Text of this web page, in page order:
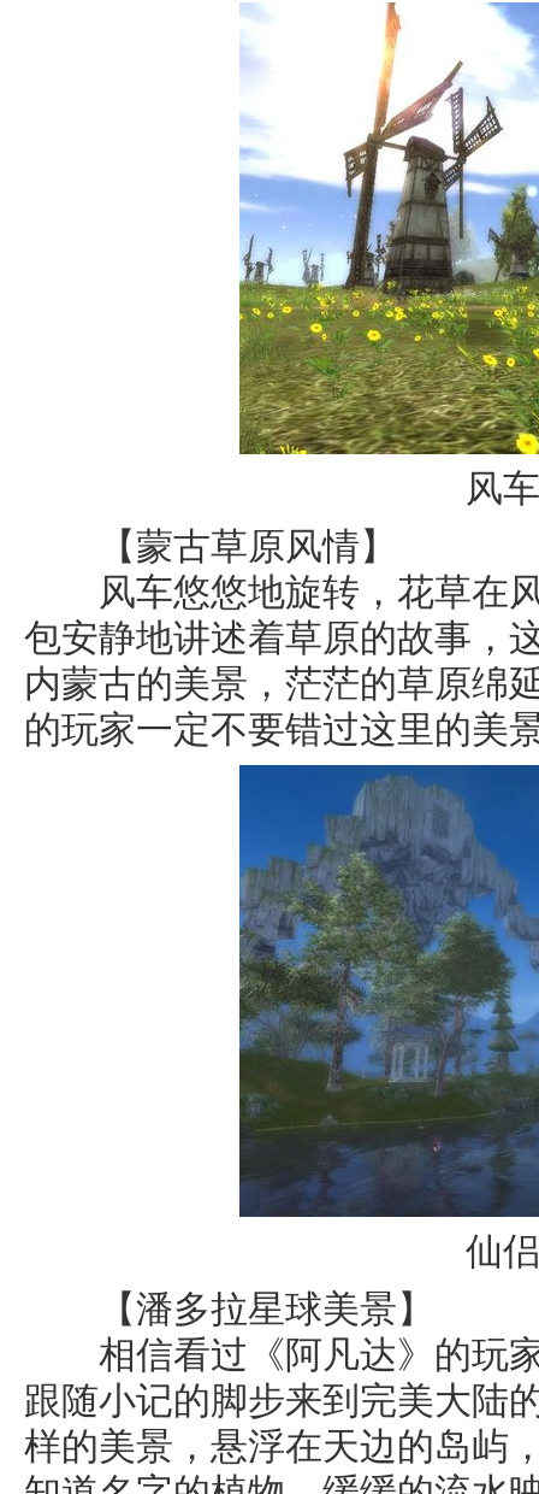
风
【蒙古草原风情】
风车悠悠地旋转，花草在风
包安静地讲述着草原的故事，
内蒙古的美景，茫茫的草原绵
的玩家一定不要错过这里的美
仙
【潘多拉星球美景】
相信看过《阿凡达》的玩家
跟随小记的脚步来到完美大陆
样的美景，悬浮在天边的岛屿